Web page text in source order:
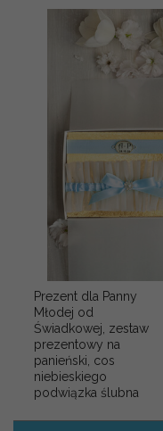
Prezent dla Panny
Młodej od
Świadkowej, zestaw
prezentowy na
panieński, cos
niebieskiego
podwiązka ślubna